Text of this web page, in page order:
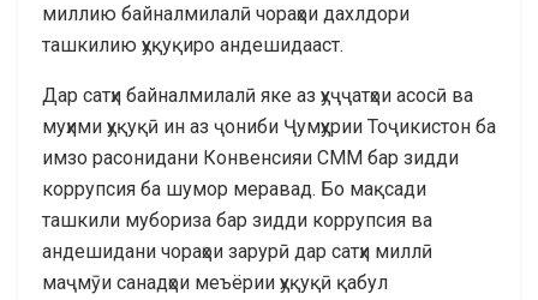
миллию байналмилалӣ чораҳои дахлдори
ташкилию ҳуқуқиро андешидааст.
Дар сатҳи байналмилалӣ яке аз ҳуҷҷатҳои асосӣ ва
муҳими ҳуқуқӣ ин аз ҷониби Ҷумҳурии Тоҷикистон ба
имзо расонидани Конвенсияи СММ бар зидди
коррупсия ба шумор меравад. Бо мақсади
ташкили мубориза бар зидди коррупсия ва
андешидани чораҳои зарурӣ дар сатҳи миллӣ
маҷмӯи санадҳои меъёрии ҳуқуқӣ қабул